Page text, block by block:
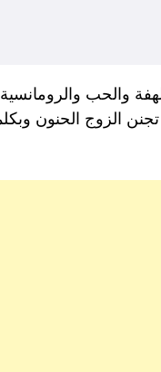
والحب والرومانسية
الزوج الحنون